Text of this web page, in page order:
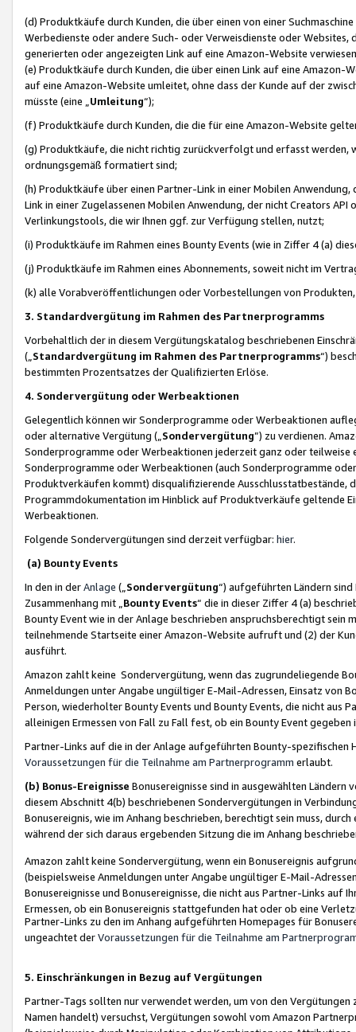
(d) Produktkäufe durch Kunden, die über einen von einer
Werbedienste oder andere Such- oder Verweisdienste oder Websites,
generierten oder angezeigten Link auf eine Amazon-Website
(e) Produktkäufe durch Kunden, die über einen Link auf eine
auf eine Amazon-Website umleitet, ohne dass der Kunde auf der
müsste (eine „ Umleitung“);
(f) Produktkäufe durch Kunden, die die für eine Amazon-Website
(g) Produktkäufe, die nicht richtig zurückverfolgt und erfasst werden,
ordnungsgemäß formatiert sind;
(h) Produktkäufe über einen Partner-Link in einer Mobilen
Link in einer Zugelassenen Mobilen Anwendung, der nicht Creators
Verlinkungstools, die wir Ihnen ggf. zur Verfügung stellen, nutzt;
(i) Produktkäufe im Rahmen eines Bounty Events (wie in Ziffer 4 (a)
(j) Produktkäufe im Rahmen eines Abonnements, soweit nicht im
(k) alle Vorabveröffentlichungen oder Vorbestellungen von
3. Standardvergütung im Rahmen des Partnerprogramms
Vorbehaltlich der in diesem Vergütungskatalog beschriebenen
(„ Standardvergütung im Rahmen des Partnerprogramms“)
bestimmten Prozentsatzes der Qualifizierten Erlöse.
4. Sondervergütung oder Werbeaktionen
Gelegentlich können wir Sonderprogramme oder Werbeaktionen
oder alternative Vergütung („ Sondervergütung”) zu verdienen.
Sonderprogramme oder Werbeaktionen jederzeit ganz oder
Sonderprogramme oder Werbeaktionen (auch Sonderprogramme
Produktverkäufen kommt) disqualifizierende Ausschlusstatbestände,
Programmdokumentation im Hinblick auf Produktverkäufe geltende
Werbeaktionen.
Folgende Sondervergütungen sind derzeit verfügbar: hier.
(a) Bounty Events
In den in derAnlage („ Sondervergütung“) aufgeführten Ländern
Zusammenhang mit „ Bounty Events“ die in dieser Ziffer 4 (a)
Bounty Event wie in der Anlage beschrieben anspruchsberechtigt sein
teilnehmende Startseite einer Amazon-Website aufruft und (2) der
ausführt.
Amazon zahlt keine Sondervergütung, wenn das zugrundeliegende
Anmeldungen unter Angabe ungültiger E-Mail-Adressen, Einsatz von
Person, wiederholter Bounty Events und Bounty Events, die nicht
alleinigen Ermessen von Fall zu Fall fest, ob ein Bounty Event
Partner-Links auf die in der Anlage aufgeführten Bounty-spezifischen
Voraussetzungen für die Teilnahme am Partnerprogramm erlaubt.
(b) Bonus-Ereignisse Bonusereignisse sind in ausgewählten Ländern
diesem Abschnitt 4(b) beschriebenen Sondervergütungen in
Bonusereignis, wie im Anhang beschrieben, berechtigt sein muss,
während der sich daraus ergebenden Sitzung die im Anhang
Amazon zahlt keine Sondervergütung, wenn ein Bonusereignis
(beispielsweise Anmeldungen unter Angabe ungültiger E-Mail-
Bonusereignisse und Bonusereignisse, die nicht aus Partner-Links auf
Ermessen, ob ein Bonusereignis stattgefunden hat oder ob eine
Partner-Links zu den im Anhang aufgeführten Homepages für
ungeachtet derVoraussetzungen für die Teilnahme am
5. Einschränkungen in Bezug auf Vergütungen
Partner-Tags sollten nur verwendet werden, um von den
Namen handelt) versuchst, Vergütungen sowohl vom Amazon